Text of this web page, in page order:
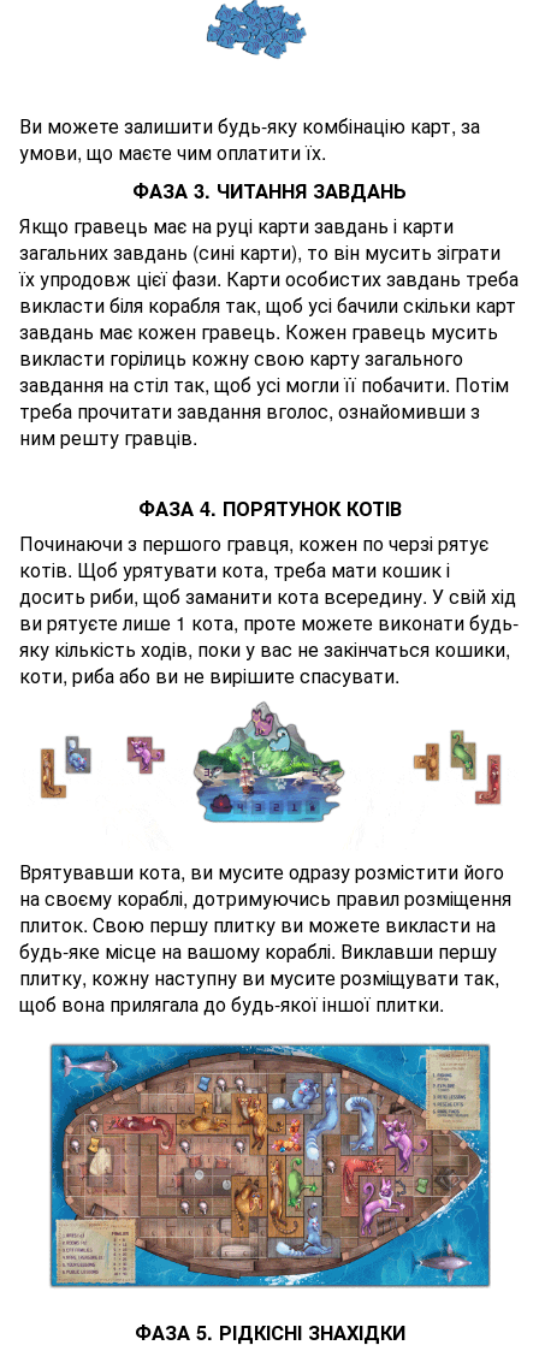
Ви можете залишити будь-яку комбінацію карт, за
умови, що маєте чим оплатити їх.
ФАЗА 3. ЧИТАННЯ ЗАВДАНЬ
Якщо гравець має на руці карти завдань і карти
загальних завдань (сині карти), то він мусить зіграти
їх упродовж цієї фази. Карти особистих завдань треба
викласти біля корабля так, щоб усі бачили скільки карт
завдань має кожен гравець. Кожен гравець мусить
викласти горілиць кожну свою карту загального
завдання на стіл так, щоб усі могли її побачити. Потім
треба прочитати завдання вголос, ознайомивши з
ним решту гравців.
ФАЗА 4. ПОРЯТУНОК КОТІВ
Починаючи з першого гравця, кожен по черзі рятує
котів. Щоб урятувати кота, треба мати кошик і
досить риби, щоб заманити кота всередину. У свій хід
ви рятуєте лише 1 кота, проте можете виконати будь-
яку кількість ходів, поки у вас не закінчаться кошики,
коти, риба або ви не вирішите спасувати.
Врятувавши кота, ви мусите одразу розмістити його
на своєму кораблі, дотримуючись правил розміщення
плиток. Свою першу плитку ви можете викласти на
будь-яке місце на вашому кораблі. Виклавши першу
плитку, кожну наступну ви мусите розміщувати так,
щоб вона прилягала до будь-якої іншої плитки.
ФАЗА 5. РІДКІСНІ ЗНАХІДКИ